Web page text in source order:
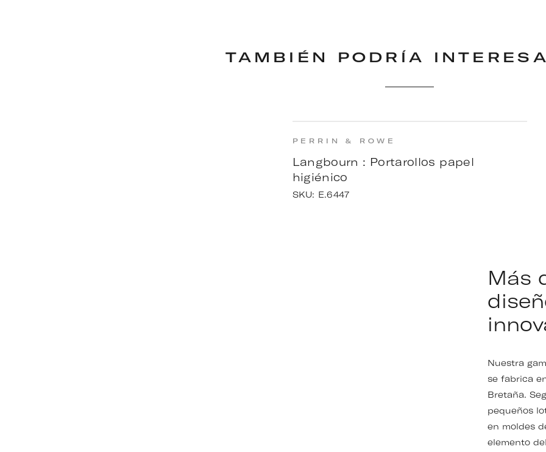
TAMBIÉN PODRÍA
PERRIN & ROWE
Langbourn : Portarollos papel
higiénico
SKU: E.6447
Más
Nuestra
se fabrica
Bretaña.
pequeños
en moldes
elemento